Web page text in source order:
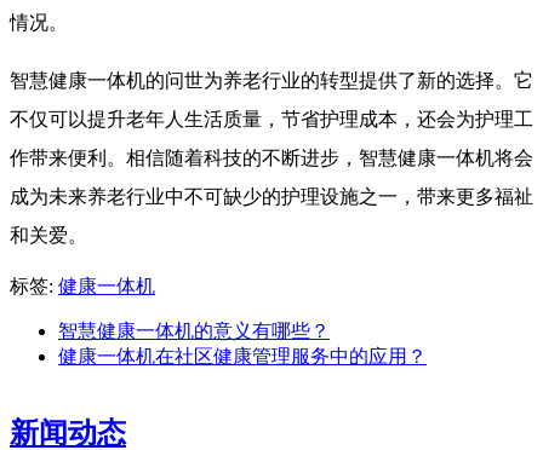
情况。
智慧健康一体机的问世为养老行业的转型提供了新的选择。它
不仅可以提升老年人生活质量，节省护理成本，还会为护理工
作带来便利。相信随着科技的不断进步，智慧健康一体机将会
成为未来养老行业中不可缺少的护理设施之一，带来更多福祉
和关爱。
标签: 健康一体机
智慧健康一体机的意义有哪些？
健康一体机在社区健康管理服务中的应用？
新闻动态